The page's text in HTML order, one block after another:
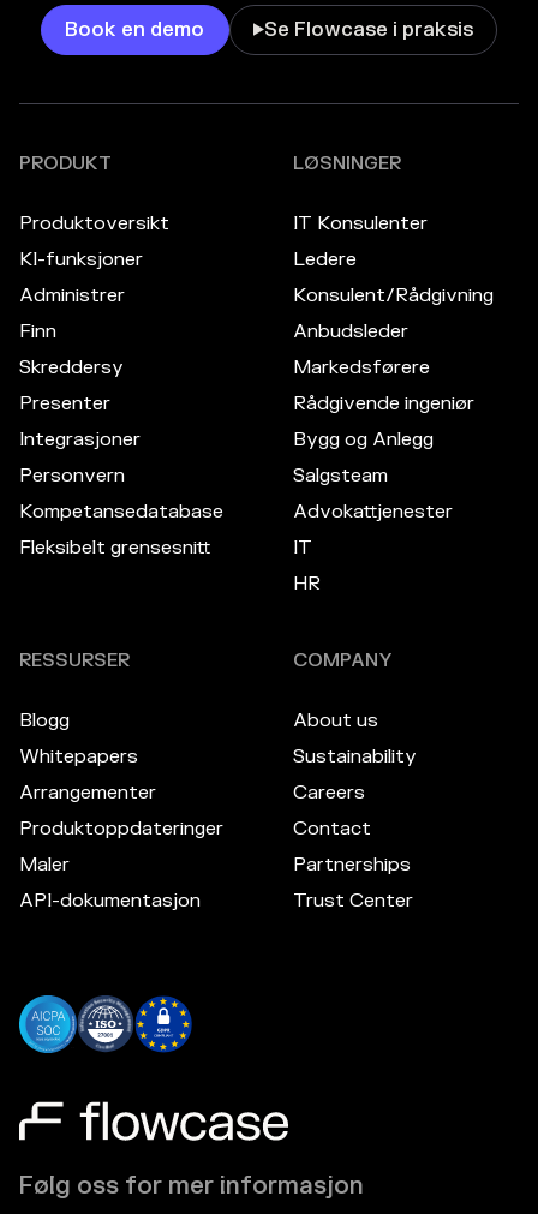
Book en demo Se Flowcase i praksis
Følg oss for mer informasjon
PRODUKT
Produktoversikt
KI-funksjoner
Administrer
Finn
Skreddersy
Presenter
Integrasjoner
Personvern
Kompetansedatabase
Fleksibelt grensesnitt
LØSNINGER
IT Konsulenter
Ledere
Konsulent/Rådgivning
Anbudsleder
Markedsførere
Rådgivende ingeniør
Bygg og Anlegg
Salgsteam
Advokattjenester
IT
HR
RESSURSER
Blogg
Whitepapers
Arrangementer
Produktoppdateringer
Maler
API-dokumentasjon
COMPANY
About us
Sustainability
Careers
Contact
Partnerships
Trust Center